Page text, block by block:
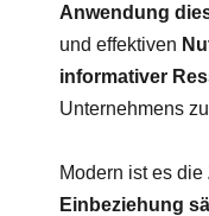
Anwendung
und effektiven
informativer
Unternehmens
Modern ist es die
Einbeziehung